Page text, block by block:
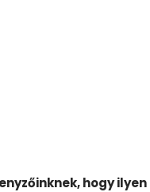
hogy